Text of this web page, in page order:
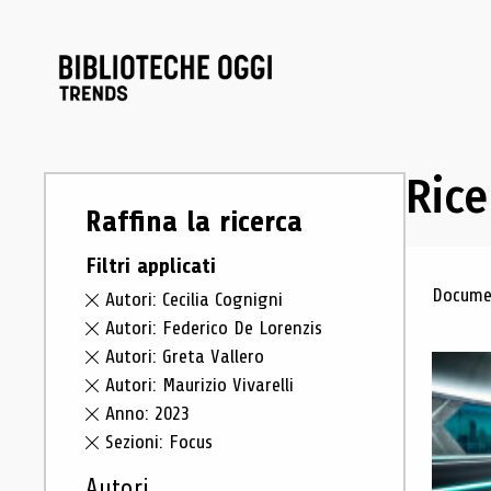
Raffina la ricerca
Filtri applicati
Autori: Cecilia Cognigni
Autori: Federico De Lorenzis
Autori: Greta Vallero
Autori: Maurizio Vivarelli
Anno: 2023
Sezioni: Focus